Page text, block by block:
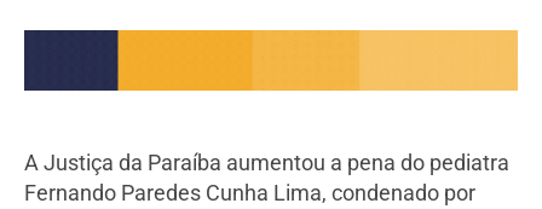
A Justiça da Paraíba aumentou a pena do pediatra
Fernando Paredes Cunha Lima, condenado por